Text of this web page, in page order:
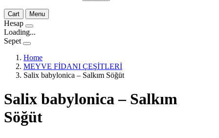
Cart Menu
Hesap
Loading...
Sepet
Home
MEYVE FİDANI ÇEŞİTLERİ
Salix babylonica – Salkım Söğüt
Salix babylonica – Salkım
Söğüt